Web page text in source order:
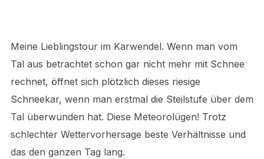
Meine Lieblingstour im Karwendel. Wenn man vom
Tal aus betrachtet schon gar nicht mehr mit Schnee
rechnet, öffnet sich plötzlich dieses riesige
Schneekar, wenn man erstmal die Steilstufe über dem
Tal überwunden hat. Diese Meteorolügen! Trotz
schlechter Wettervorhersage beste Verhältnisse und
das den ganzen Tag lang.